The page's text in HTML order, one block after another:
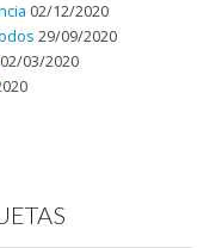
02/12/2020
29/09/2020
02/03/2020